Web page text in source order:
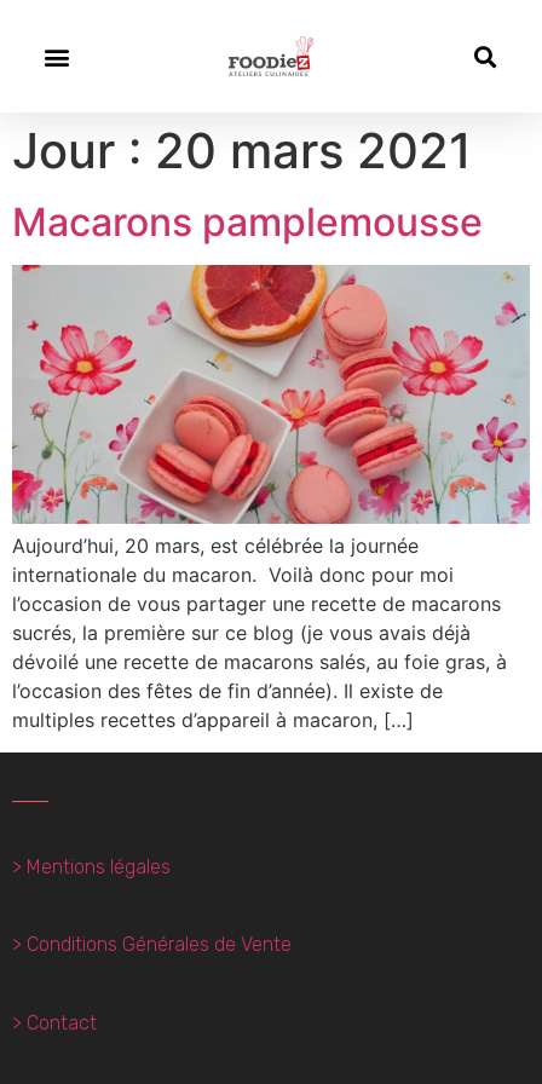
Jour : 20 mars 2021
Macarons pamplemousse
Aujourd’hui, 20 mars, est célébrée la journée
internationale du macaron. Voilà donc pour moi
l’occasion de vous partager une recette de macarons
sucrés, la première sur ce blog (je vous avais déjà
dévoilé une recette de macarons salés, au foie gras, à
l’occasion des fêtes de fin d’année). Il existe de
multiples recettes d’appareil à macaron, […]
> Mentions légales
> Conditions Générales de Vente
> Contact